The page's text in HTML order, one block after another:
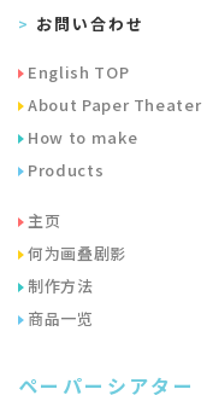
お問い合わせ
English TOP
About Paper Theater
How to make
Products
主页
何为画叠剧影
制作方法
商品一览
ペーパーシアター